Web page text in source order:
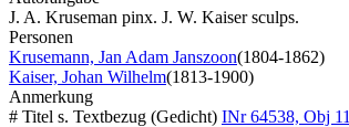
J. A. Kruseman pinx. J. W. Kaiser sculps.
Personen
Krusemann, Jan Adam Janszoon(1804-1862)
Kaiser, Johan Wilhelm(1813-1900)
Anmerkung
# Titel s. Textbezug (Gedicht) INr 64538, Obj 11